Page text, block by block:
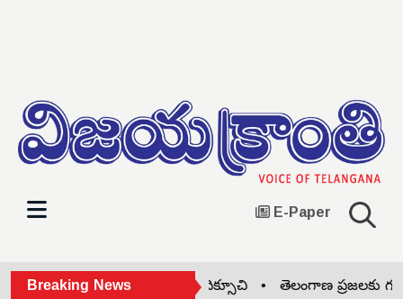
E-Paper
Breaking News
జయశంకర్ తెలంగాణకు దిక్సూచి •తెలంగాణ ప్రజలకు